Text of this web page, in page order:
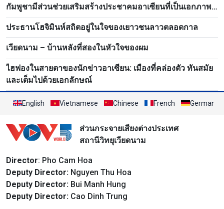
กัมพูชามีส่วนช่วยเสริมสร้างประชาคมอาเซียนที่เป็นเอกภาพ
พึ่งตนเอง แข็งแกร่ง และรุ่งเรือง”
ประธานโฮจิมินห์สถิตอยู่ในใจของเยาวชนลาวตลอดกาล
เวียดนาม – บ้านหลังที่สองในหัวใจของผม
ไฮฟองในสายตาของนักข่าวอาเซียน: เมืองที่คล่องตัว ทันสมัย
และเต็มไปด้วยเอกลักษณ์
English Vietnamese Chinese French German
ส่วนกระจายเสียงต่างประเทศ
สถานีวิทยุเวียดนาม
Director: Pho Cam Hoa
Deputy Director: Nguyen Thu Hoa
Deputy Director: Bui Manh Hung
Deputy Director: Cao Dinh Trung